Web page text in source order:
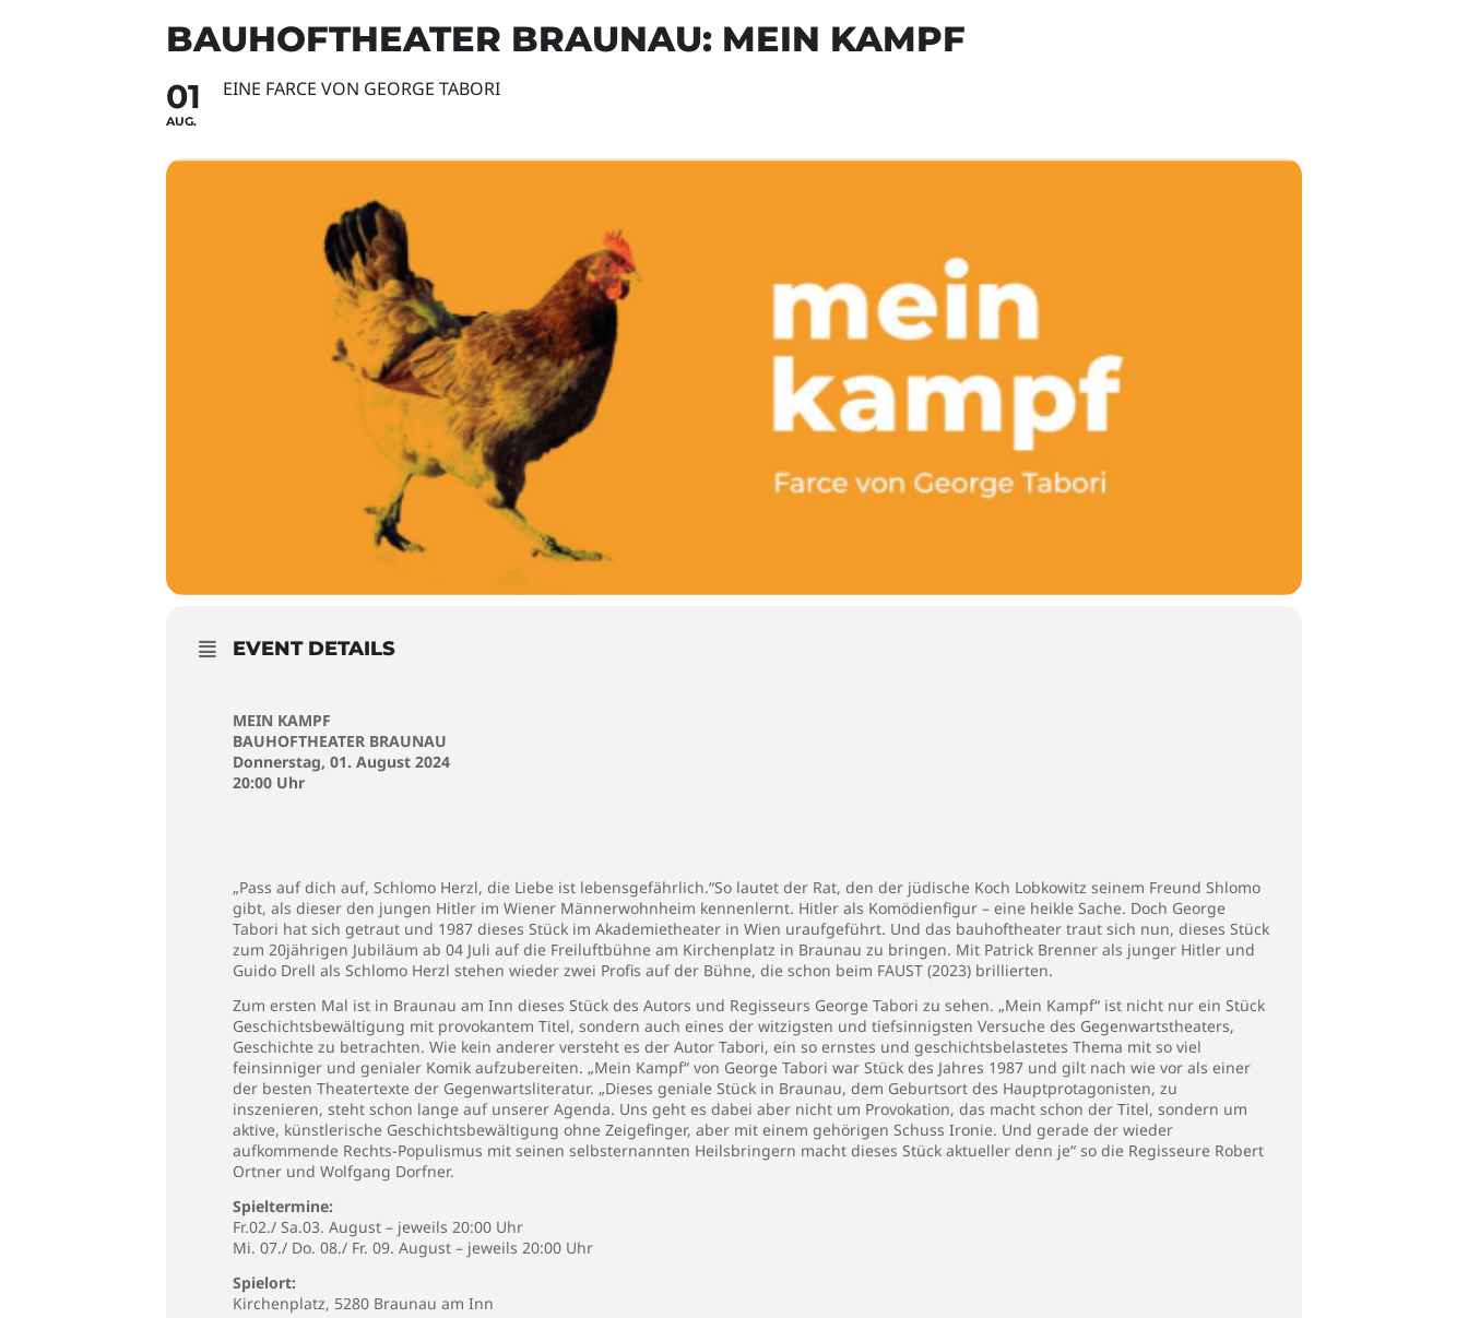
BAUHOFTHEATER BRAUNAU: MEIN KAMPF
01
AUG.
EINE FARCE VON GEORGE TABORI
EVENT DETAILS
MEIN KAMPF
BAUHOFTHEATER BRAUNAU
Donnerstag, 01. August 2024
20:00 Uhr
„Pass auf dich auf, Schlomo Herzl, die Liebe ist lebensgefährlich.“So lautet der Rat, den der jüdische Koch Lobkowitz seinem Freund Shlomo
gibt, als dieser den jungen Hitler im Wiener Männerwohnheim kennenlernt. Hitler als Komödienfigur – eine heikle Sache. Doch George
Tabori hat sich getraut und 1987 dieses Stück im Akademietheater in Wien uraufgeführt. Und das bauhoftheater traut sich nun, dieses Stück
zum 20jährigen Jubiläum ab 04 Juli auf die Freiluftbühne am Kirchenplatz in Braunau zu bringen. Mit Patrick Brenner als junger Hitler und
Guido Drell als Schlomo Herzl stehen wieder zwei Profis auf der Bühne, die schon beim FAUST (2023) brillierten.
Zum ersten Mal ist in Braunau am Inn dieses Stück des Autors und Regisseurs George Tabori zu sehen. „Mein Kampf“ ist nicht nur ein Stück
Geschichtsbewältigung mit provokantem Titel, sondern auch eines der witzigsten und tiefsinnigsten Versuche des Gegenwartstheaters,
Geschichte zu betrachten. Wie kein anderer versteht es der Autor Tabori, ein so ernstes und geschichtsbelastetes Thema mit so viel
feinsinniger und genialer Komik aufzubereiten. „Mein Kampf“ von George Tabori war Stück des Jahres 1987 und gilt nach wie vor als einer
der besten Theatertexte der Gegenwartsliteratur. „Dieses geniale Stück in Braunau, dem Geburtsort des Hauptprotagonisten, zu
inszenieren, steht schon lange auf unserer Agenda. Uns geht es dabei aber nicht um Provokation, das macht schon der Titel, sondern um
aktive, künstlerische Geschichtsbewältigung ohne Zeigefinger, aber mit einem gehörigen Schuss Ironie. Und gerade der wieder
aufkommende Rechts-Populismus mit seinen selbsternannten Heilsbringern macht dieses Stück aktueller denn je“ so die Regisseure Robert
Ortner und Wolfgang Dorfner.
Spieltermine:
Fr.02./ Sa.03. August – jeweils 20:00 Uhr
Mi. 07./ Do. 08./ Fr. 09. August – jeweils 20:00 Uhr
Spielort:
Kirchenplatz, 5280 Braunau am Inn